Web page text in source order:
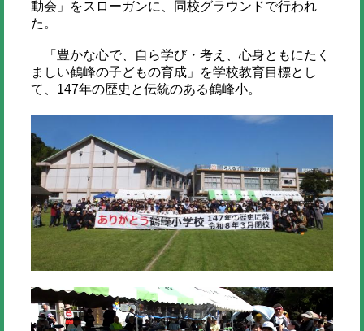
動会」をスローガンに、同校グラウンドで行われ
た。
「豊かな心で、自ら学び・考え、心身ともにたく
ましい鶴峰の子どもの育成」を学校教育目標とし
て、147年の歴史と伝統のある鶴峰小。